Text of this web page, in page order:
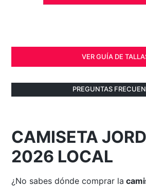
VER GUÍA DE
PREGUNTAS
CAMISETA
2026 LOCAL
¿No sabes dónde comprar la